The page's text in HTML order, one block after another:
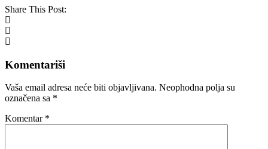
Share This Post:
Komentariši
Vaša email adresa neće biti objavljivana. Neophodna polja su
označena sa *
Komentar *